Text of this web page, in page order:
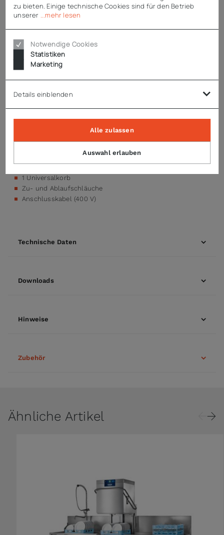
EASY-CLEAN-Konzept: Bauteile, die zur Reinigung
Öffnen der Haube
Sieb-Einsatzkontrolle mit permanenter Überwachung zum
Schutz der Pumpe
optional mit Rückseitenverkleidung (notwendig bei freier
Aufstellung im Raum)
Höhe mit göffneter Haube: 1995 mm
Schnittstellen: WLAN, USB
1 Universalkorb
Zu- und Ablaufschläuche
Anschlusskabel (400 V)
Technische Daten
Downloads
Hinweise
Zubehör
Ähnliche Artikel
zu bieten. Einige technische Cookies sind für den Betrieb
unserer ...mehr lesen
Notwendige Cookies
Statistiken
Marketing
Details einblenden
Auswahl erlauben
Alle zulassen